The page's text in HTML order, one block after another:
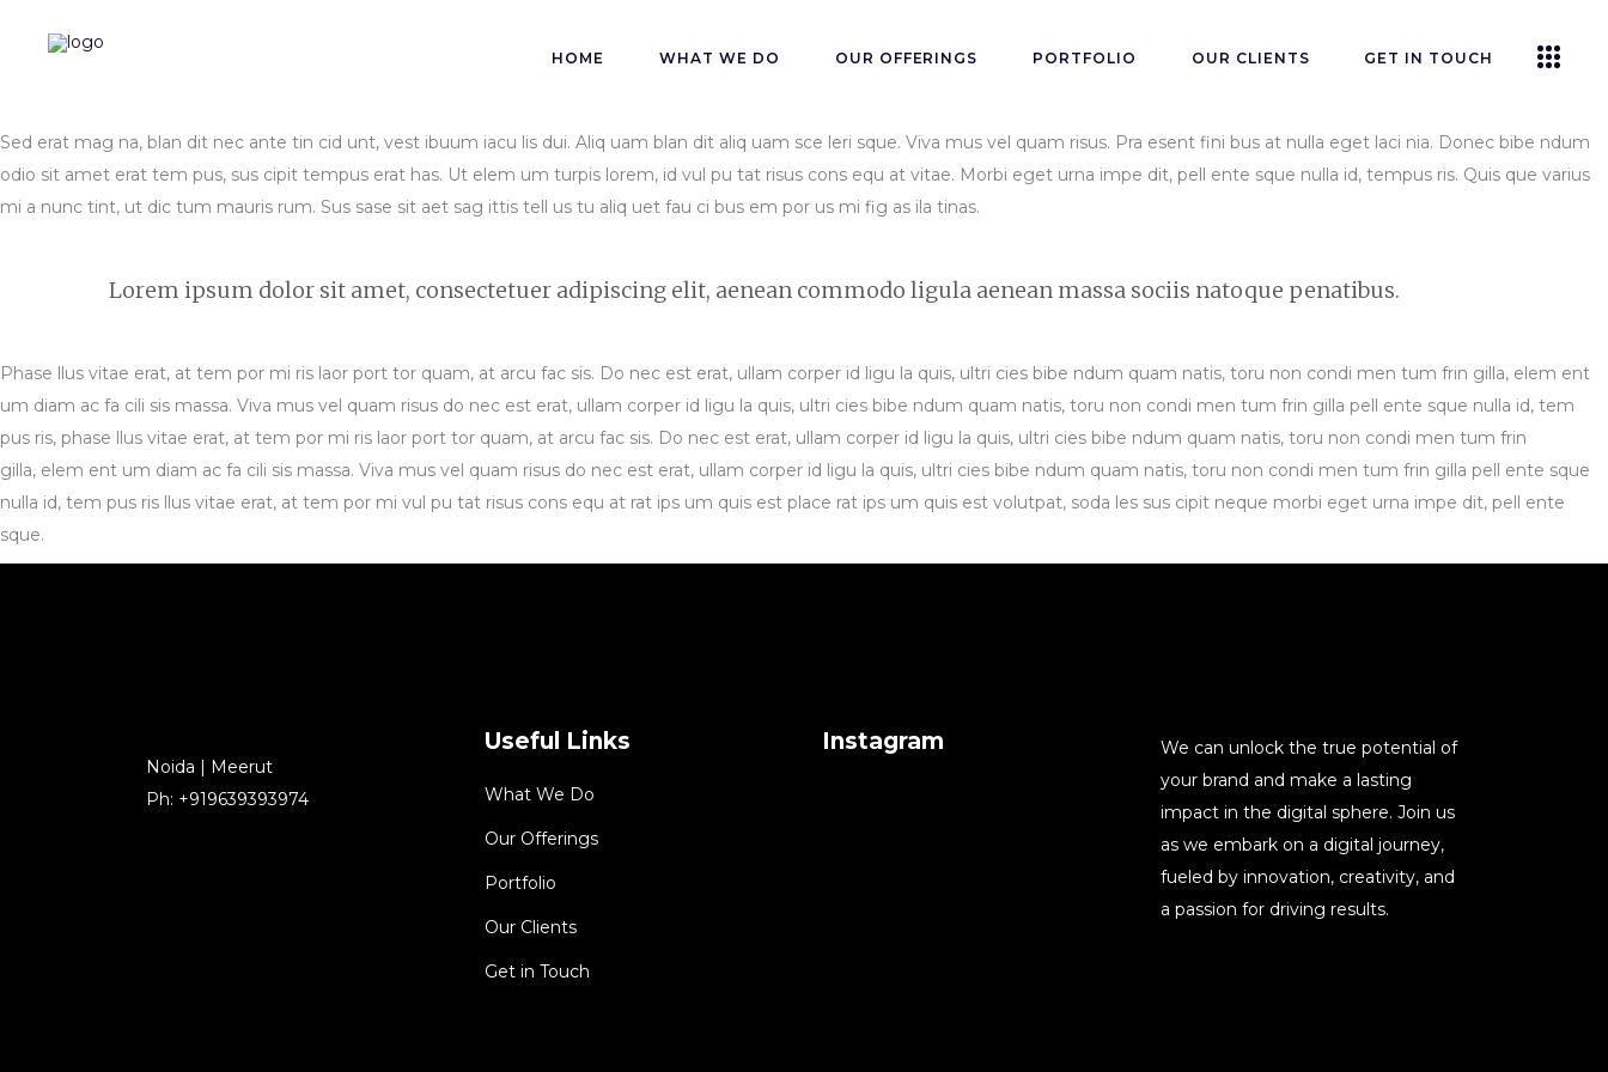
HOME WHAT WE DO OUR OFFERINGS PORTFOLIO OUR CLIENTS GET IN TOUCH
Sed erat mag na, blan dit nec ante tin cid unt, vest ibuum iacu lis dui. Aliq uam blan dit aliq uam sce leri sque. Viva mus vel quam risus. Pra esent fini bus at nulla eget laci nia. Donec bibe ndum
odio sit amet erat tem pus, sus cipit tempus erat has. Ut elem um turpis lorem, id vul pu tat risus cons equ at vitae. Morbi eget urna impe dit, pell ente sque nulla id, tempus ris. Quis que varius
mi a nunc tint, ut dic tum mauris rum. Sus sase sit aet sag ittis tell us tu aliq uet fau ci bus em por us mi fig as ila tinas.
Lorem ipsum dolor sit amet, consectetuer adipiscing elit, aenean commodo ligula aenean massa sociis natoque penatibus.
Phase llus vitae erat, at tem por mi ris laor port tor quam, at arcu fac sis. Do nec est erat, ullam corper id ligu la quis, ultri cies bibe ndum quam natis, toru non condi men tum frin gilla, elem ent
um diam ac fa cili sis massa. Viva mus vel quam risus do nec est erat, ullam corper id ligu la quis, ultri cies bibe ndum quam natis, toru non condi men tum frin gilla pell ente sque nulla id, tem
pus ris, phase llus vitae erat, at tem por mi ris laor port tor quam, at arcu fac sis. Do nec est erat, ullam corper id ligu la quis, ultri cies bibe ndum quam natis, toru non condi men tum frin
gilla, elem ent um diam ac fa cili sis massa. Viva mus vel quam risus do nec est erat, ullam corper id ligu la quis, ultri cies bibe ndum quam natis, toru non condi men tum frin gilla pell ente sque
nulla id, tem pus ris llus vitae erat, at tem por mi vul pu tat risus cons equ at rat ips um quis est place rat ips um quis est volutpat, soda les sus cipit neque morbi eget urna impe dit, pell ente
sque.
Noida | Meerut
Ph: +919639393974
Useful Links
What We Do
Our Offerings
Portfolio
Our Clients
Get in Touch
Instagram
We can unlock the true potential of
your brand and make a lasting
impact in the digital sphere. Join us
as we embark on a digital journey,
fueled by innovation, creativity, and
a passion for driving results.